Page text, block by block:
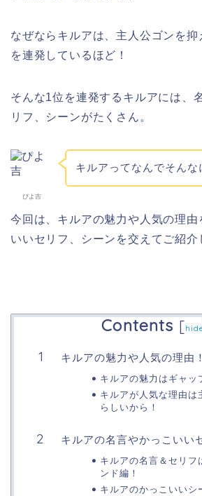
なぜならキルアは、主人公ゴンを
を連発しているほど！
そんな1位を連発するキルアには、
リフ、シーンがたくさん。
ぴよ吉
キルアってなんでそんな
今回は、キルアの魅力や人気の理由
いいセリフ、シーンを交えてご紹介
Contents [
キルアの魅力や人気の理由！
キルアの魅力はギャッ
キルアが人気な理由は
らしいから！
キルアの名言やかっこいい
キルアの名言＆セリフ
ンド編！
キルアのかっこいいシ